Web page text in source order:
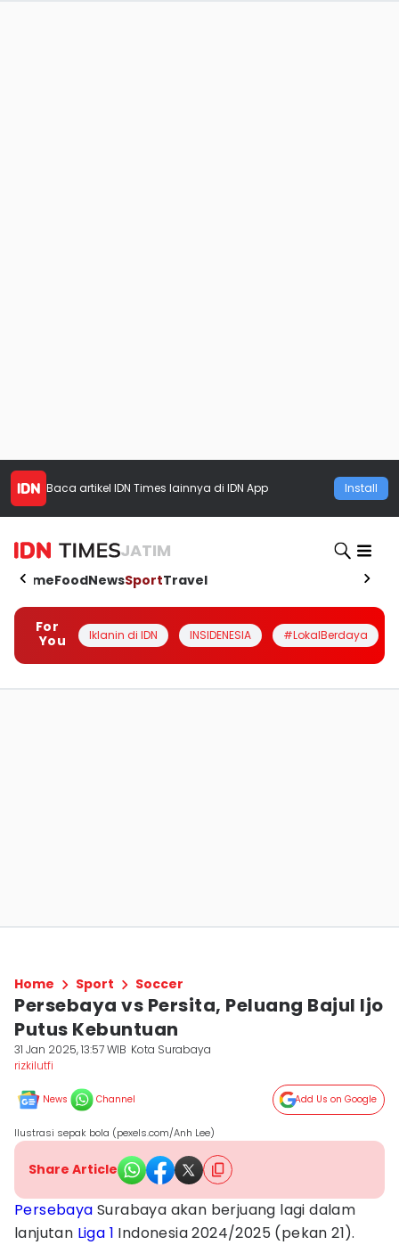
Baca artikel IDN Times lainnya di IDN App Install
JATIM
HomeFoodNewsSportTravel
For
You
Iklanin di IDN INSIDENESIA #LokalBerdaya
Home Sport Soccer
Persebaya vs Persita, Peluang Bajul Ijo
Putus Kebuntuan
31 Jan 2025, 13:57 WIB Kota Surabaya
rizkilutfi
News Channel Add Us on Google
Ilustrasi sepak bola (pexels.com/Anh Lee)
Share Article
Persebaya Surabaya akan berjuang lagi dalam
lanjutan Liga 1 Indonesia 2024/2025 (pekan 21).